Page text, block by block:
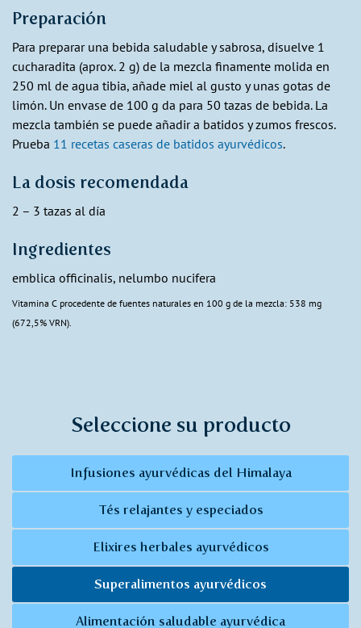
Preparación
Para preparar una bebida saludable y sabrosa, disuelve 1
cucharadita (aprox. 2 g) de la mezcla finamente molida en
250 ml de agua tibia, añade miel al gusto y unas gotas de
limón. Un envase de 100 g da para 50 tazas de bebida. La
mezcla también se puede añadir a batidos y zumos frescos.
Prueba 11 recetas caseras de batidos ayurvédicos.
La dosis recomendada
2 – 3 tazas al día
Ingredientes
emblica officinalis, nelumbo nucifera
Vitamina C procedente de fuentes naturales en 100 g de la mezcla: 538 mg
(672,5% VRN).
Seleccione su producto
Infusiones ayurvédicas del Himalaya
Tés relajantes y especiados
Elixires herbales ayurvédicos
Superalimentos ayurvédicos
Alimentación saludable ayurvédica